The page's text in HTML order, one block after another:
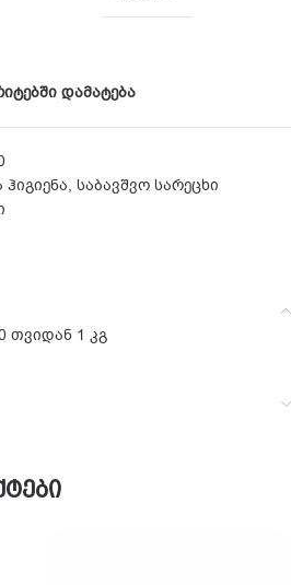
დამატება
, საბავშვო სარეცხი
თვიდან 1 კგ